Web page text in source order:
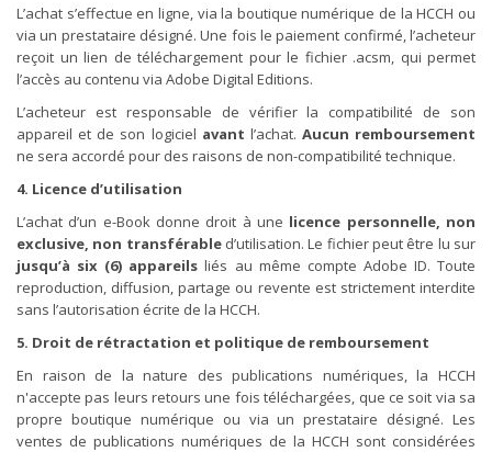
L’achat s’effectue en ligne, via la boutique numérique de la HCCH ou
via un prestataire désigné. Une fois le paiement confirmé, l’acheteur
reçoit un lien de téléchargement pour le fichier .acsm, qui permet
l’accès au contenu via Adobe Digital Editions.
L’acheteur est responsable de vérifier la compatibilité de son
appareil et de son logiciel avant l’achat. Aucun remboursement
ne sera accordé pour des raisons de non-compatibilité technique.
4. Licence d’utilisation
L’achat d’un e-Book donne droit à une licence personnelle, non
exclusive, non transférabled’utilisation. Le fichier peut être lu sur
jusqu’à six (6) appareils liés au même compte Adobe ID. Toute
reproduction, diffusion, partage ou revente est strictement interdite
sans l’autorisation écrite de la HCCH.
5. Droit de rétractation et politique de remboursement
En raison de la nature des publications numériques, la HCCH
n'accepte pas leurs retours une fois téléchargées, que ce soit via sa
propre boutique numérique ou via un prestataire désigné. Les
ventes de publications numériques de la HCCH sont considérées